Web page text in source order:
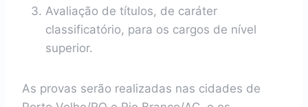
Avaliação de títulos, de caráter
classificatório, para os cargos de nível
superior.
As provas serão realizadas nas cidades de